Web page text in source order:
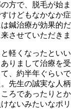
方で、脱毛が始
けどもなかなか
鍼治療が効果的
させていただきま
軽くなったとい
りまして治療を
、約半年ぐらい
先生の誠実な人
ろであったりと
ないみたいなポ